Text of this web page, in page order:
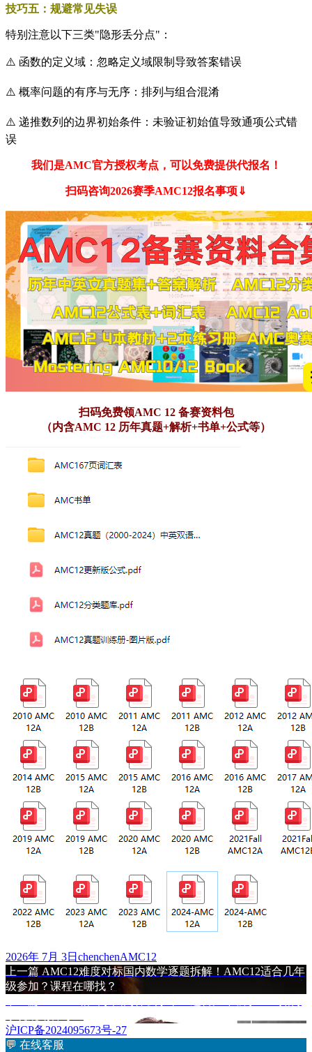
技巧五：规避常见失误
特别注意以下三类"隐形丢分点"：
⚠️ 函数的定义域：忽略定义域限制导致答案错误
⚠️ 概率问题的有序与无序：排列与组合混淆
⚠️ 递推数列的边界初始条件：未验证初始值导致通项公式错
误
我们是AMC官方授权考点，可以免费提供代报名！
扫码咨询2026赛季AMC12报名事项⇓
扫码免费领AMC 12 备赛资料包
（内含AMC 12 历年真题+解析+书单+公式等）
发
布
于
2026年 7月 3日 作
者
chenchen标
签
AMC12
文
章
导
航
上一篇 上
篇
AMC12难度对标国内数学逐题拆解！AMC12适合几年
级参加？课程在哪找？
文
章：
沪ICP备2024095673号-27
💬 在线客服